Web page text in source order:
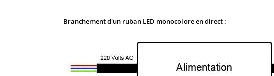
Branchement d'un ruban LED monocolore en direct :